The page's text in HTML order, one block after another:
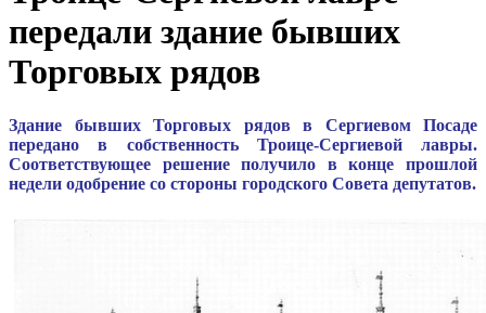
передали здание бывших
Торговых рядов
Здание бывших Торговых рядов в Сергиевом Посаде
передано в собственность Троице-Сергиевой лавры.
Соответствующее решение получило в конце прошлой
недели одобрение со стороны городского Совета депутатов.